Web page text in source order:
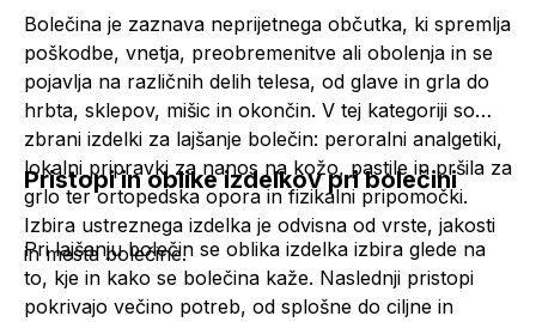
Bolečina je zaznava neprijetnega občutka, ki spremlja
poškodbe, vnetja, preobremenitve ali obolenja in se
pojavlja na različnih delih telesa, od glave in grla do
hrbta, sklepov, mišic in okončin. V tej kategoriji so
zbrani izdelki za lajšanje bolečin: peroralni analgetiki,
lokalni pripravki za nanos na kožo, pastile in pršila za
grlo ter ortopedska opora in fizikalni pripomočki.
Izbira ustreznega izdelka je odvisna od vrste, jakosti
in mesta bolečine.
Pristopi in oblike izdelkov pri bolečini
Pri lajšanju bolečin se oblika izdelka izbira glede na
to, kje in kako se bolečina kaže. Naslednji pristopi
pokrivajo večino potreb, od splošne do ciljne in